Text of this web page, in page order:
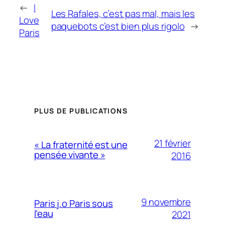
← I
Love
Paris
Les Rafales, c’est pas mal, mais les
paquebots c’est bien plus rigolo →
PLUS DE PUBLICATIONS
« La fraternité est une
pensée vivante »
21 février
2016
Paris j.o Paris sous
l’eau
9 novembre
2021